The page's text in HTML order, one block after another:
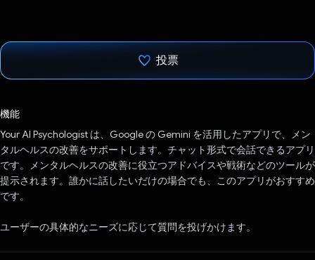
投票
機能
Your AI Psychologist は、Google の Gemini を活用したアプリで、メン
タルヘルスの改善をサポートします。チャット形式で会話できるアプリ
です。メンタルヘルスの改善に役立つアドバイスや戦術などのツールが
提示されます。誰かに話したいだけの場合でも、このアプリがおすすめ
です。
ユーザーの具体的なニーズに応じて質問を投げかけます。